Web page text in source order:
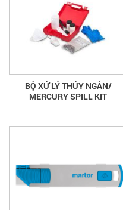
BỘ XỬ LÝ THỦY NGÂN/
MERCURY SPILL KIT